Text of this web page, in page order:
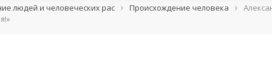
людей и человеческих рас › Происхождение человека ›